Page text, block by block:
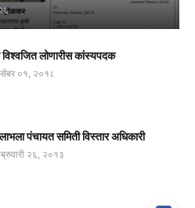
विश्वजित लोणारीस कांस्यपदक
०१, २०१८
पंचायत समिती विस्तार अधिकारी
२६, २०१३